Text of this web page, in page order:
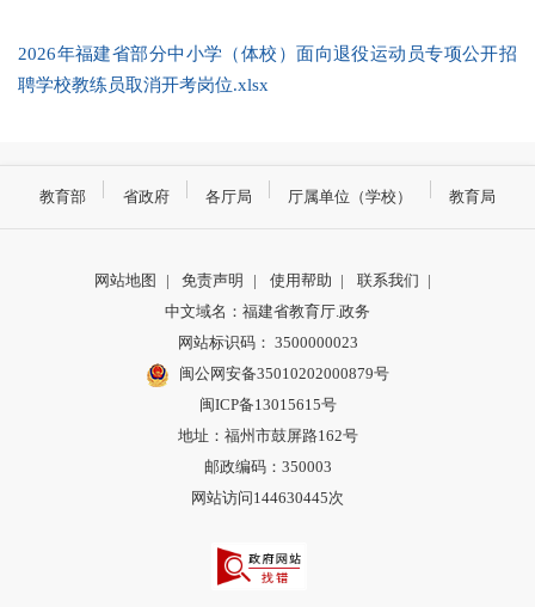
2026年福建省部分中小学（体校）面向退役运动员专项公开招
聘学校教练员取消开考岗位.xlsx
教育部 省政府 各厅局 厅属单位（学校） 教育局
网站地图 | 免责声明 | 使用帮助 | 联系我们 |
中文域名：福建省教育厅.政务
网站标识码： 3500000023
闽公网安备35010202000879号
闽ICP备13015615号
地址：福州市鼓屏路162号
邮政编码：350003
网站访问144630445次